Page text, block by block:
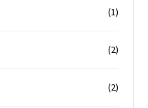
(1)
(2)
(2)